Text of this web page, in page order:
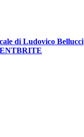
di Ludovico Bellucci